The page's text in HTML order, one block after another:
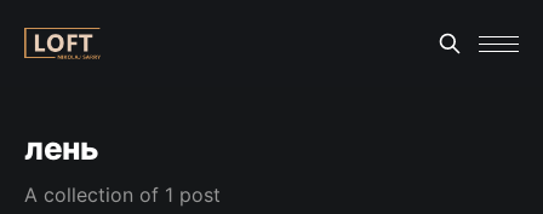
лень
A collection of 1 post